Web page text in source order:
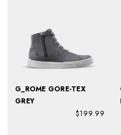
G_ROME GORE-TEX
GREY
$199.99